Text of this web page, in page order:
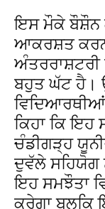
ਇਸ ਮੌਕੇ ਬੌਸ਼ੌਨ
ਆਕਰਸ਼ਤ ਕਰਨ
ਅੰਤਰਰਾਸ਼ਟਰੀ
ਬਹੁਤ ਘੱਟ ਹੈ।
ਕਿਹਾ ਕਿ ਇਹ
ਚੰਡੀਗੜ੍ਹ
ਦੁਵੱਲੇ ਸਹਿਯੋਗ
ਇਹ ਸਮਝੌਤਾ
ਕਰੇਗਾ ਬਲਕਿ